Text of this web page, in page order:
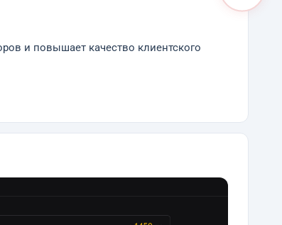
и повышает качество клиентского